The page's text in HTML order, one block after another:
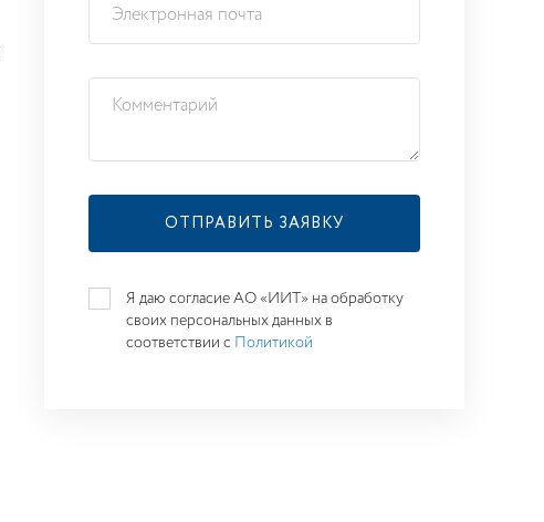
Я даю согласие АО «ИИТ» на обработку
своих персональных данных в
соответствии с Политикой